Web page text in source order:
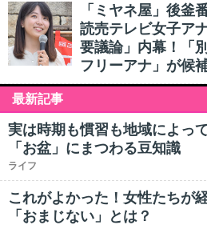
「ミヤネ屋」後釜
読売テレビ女子ア
要議論」内幕！「
フリーアナ」が候
最新記事
実は時期も慣習も地域によっ
「お盆」にまつわる豆知識
ライフ
これがよかった！女性たちが
「おまじない」とは？